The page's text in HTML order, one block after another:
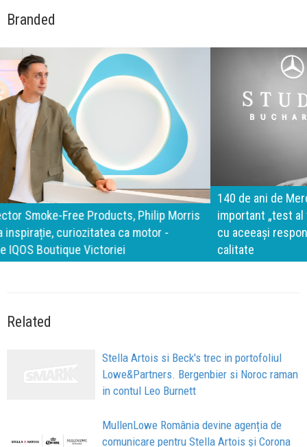
Branded
140 de ani de Mercedes-Benz. Ramona Pîrlog: Cel mai
important „test al timpului” este să inovăm constant, dar
cu aceeași responsabilitate față de oameni, siguranță și
calitate
Related
Stella Artois si Beck's trec in portofoliul
Lowe&Partners. Bergenbier si Noroc raman
in contul Leo Burnett
MullenLowe România devine agenția de
comunicare pentru Stella Artois și Corona